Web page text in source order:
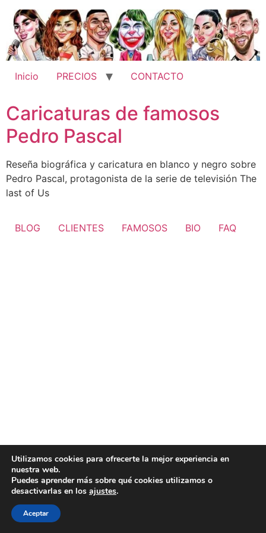
contenido
Inicio PRECIOS CONTACTO
Caricaturas de famosos
Pedro Pascal
Reseña biográfica y caricatura en blanco y negro sobre
Pedro Pascal, protagonista de la serie de televisión The
last of Us
BLOG CLIENTES FAMOSOS BIO FAQ
Utilizamos cookies para ofrecerte la mejor experiencia en
nuestra web.
Puedes aprender más sobre qué cookies utilizamos o
desactivarlas en los ajustes.
Aceptar